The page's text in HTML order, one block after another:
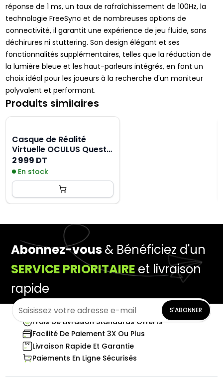
réponse de 1 ms, un taux de rafraîchissement de 100Hz, la
technologie FreeSync et de nombreuses options de
connectivité, il garantit une expérience de jeu fluide, sans
déchirures ni stuttering. Son design élégant et ses
fonctionnalités supplémentaires, telles que la réduction de
la lumière bleue et les haut-parleurs intégrés, en font un
choix idéal pour les joueurs à la recherche d'un moniteur
polyvalent et performant.
Produits similaires
Casque de Réalité
Virtuelle OCULUS Quest 3
Tout en un 512GO
2 999 DT
En stock
Abonnez-vous& Bénéficiez d'un
SERVICE PRIORITAIRE et livraison
rapide
S'ABONNER
Frais De Livraison Standards Offerts
Facilité De Paiement 3X Ou Plus
Livraison Rapide Et Garantie
Paiements En Ligne Sécurisés